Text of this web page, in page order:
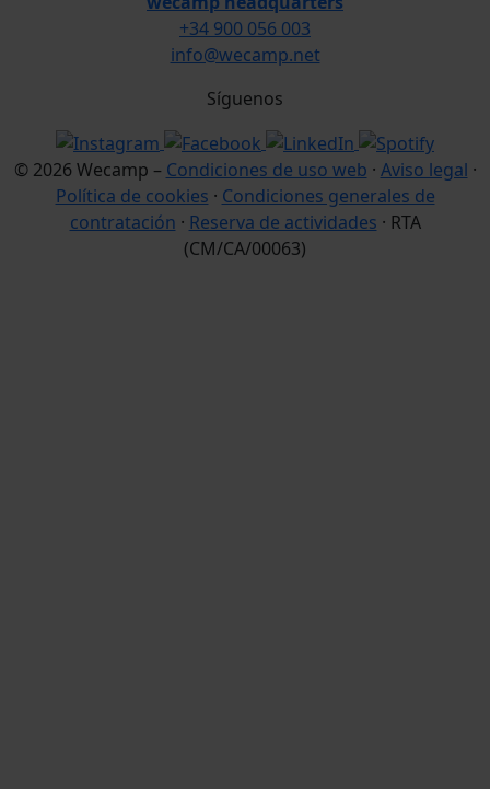
+34 900 056 003
info@wecamp.net
Síguenos
© 2026 Wecamp – Condiciones de uso web · Aviso legal ·
Política de cookies · Condiciones generales de
contratación · Reserva de actividades · RTA
(CM/CA/00063)